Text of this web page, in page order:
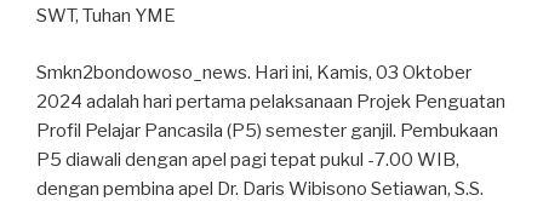
SWT, Tuhan YME
Smkn2bondowoso_news. Hari ini, Kamis, 03 Oktober
2024 adalah hari pertama pelaksanaan Projek Penguatan
Profil Pelajar Pancasila (P5) semester ganjil. Pembukaan
P5 diawali dengan apel pagi tepat pukul -7.00 WIB,
dengan pembina apel Dr. Daris Wibisono Setiawan, S.S.